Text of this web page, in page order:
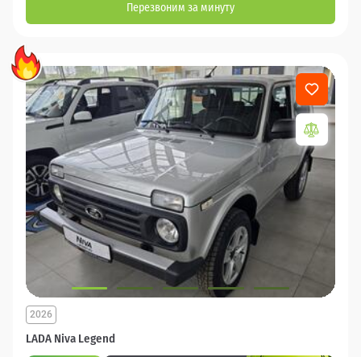
Перезвоним за минуту
LADA Niva Legend
2026